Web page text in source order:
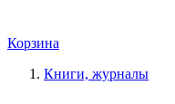
Корзина
Книги, журналы